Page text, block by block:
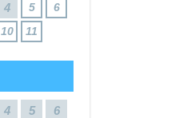
4 5
6
10 11
4 5
6